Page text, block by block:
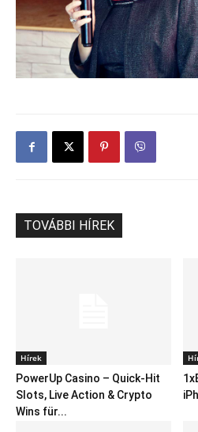
TOVÁBBI HÍREK
Hírek
PowerUp Casino – Quick‑Hit
Slots, Live Action & Crypto
Wins für...